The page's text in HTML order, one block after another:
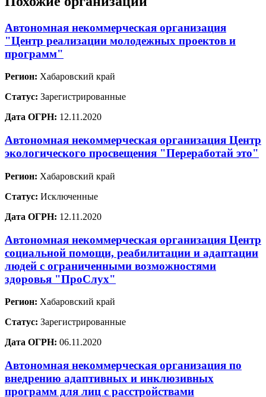
Автономная некоммерческая организация
"Центр реализации молодежных проектов и
программ"
Регион: Хабаровский край
Статус: Зарегистрированные
Дата ОГРН: 12.11.2020
Автономная некоммерческая организация Центр
экологического просвещения "Переработай это"
Регион: Хабаровский край
Статус: Исключенные
Дата ОГРН: 12.11.2020
Автономная некоммерческая организация Центр
социальной помощи, реабилитации и адаптации
людей с ограниченными возможностями
здоровья "ПроСлух"
Регион: Хабаровский край
Статус: Зарегистрированные
Дата ОГРН: 06.11.2020
Автономная некоммерческая организация по
внедрению адаптивных и инклюзивных
программ для лиц с расстройствами